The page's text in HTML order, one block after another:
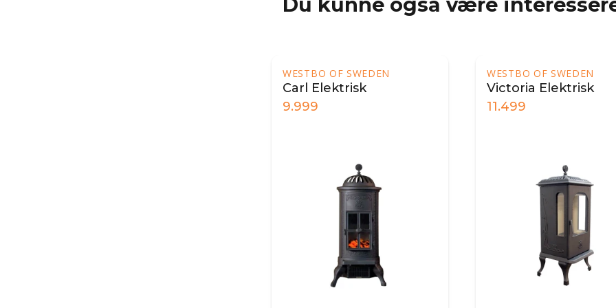
WESTBO OF SWEDEN
Carl Elektrisk
9.999
WESTBO OF SWEDEN
Victoria Elektrisk
11.499